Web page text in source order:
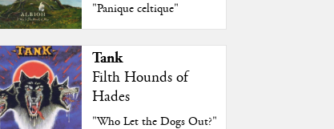
"Panique celtique"
Tank
Filth Hounds of
Hades
"Who Let the Dogs Out?"